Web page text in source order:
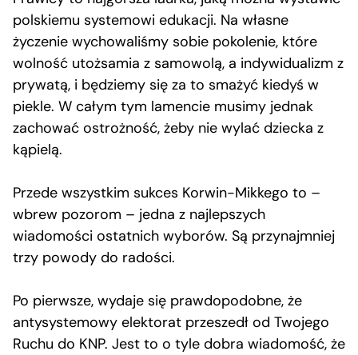
polskiemu systemowi edukacji. Na własne
życzenie wychowaliśmy sobie pokolenie, które
wolność utożsamia z samowolą, a indywidualizm z
prywatą, i będziemy się za to smażyć kiedyś w
piekle. W całym tym lamencie musimy jednak
zachować ostrożność, żeby nie wylać dziecka z
kąpielą.
Przede wszystkim sukces Korwin-Mikkego to –
wbrew pozorom – jedna z najlepszych
wiadomości ostatnich wyborów. Są przynajmniej
trzy powody do radości.
Po pierwsze, wydaje się prawdopodobne, że
antysystemowy elektorat przeszedł od Twojego
Ruchu do KNP. Jest to o tyle dobra wiadomość, że